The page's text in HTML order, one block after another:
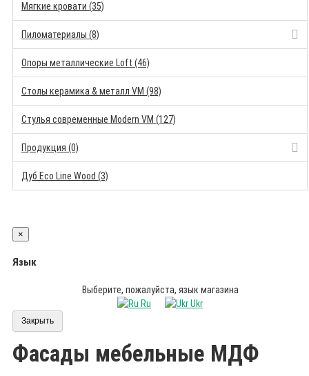
Мягкие кровати (35)
Пиломатериалы (8)
Опоры металлические Loft (46)
Столы керамика & металл VM (98)
Стулья современные Modern VM (127)
Продукция (0)
Дуб Eco Line Wood (3)
×
Язык
Выберите, пожалуйста, язык магазина
Ru
Ukr
Закрыть
Фасады мебельные МДФ